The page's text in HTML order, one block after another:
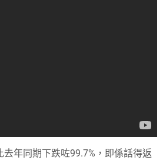
年同期下跌咗99.7%，即係話得返